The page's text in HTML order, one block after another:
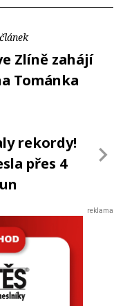
Zlíně zahájí
Tománka
rekordy!
přes 4